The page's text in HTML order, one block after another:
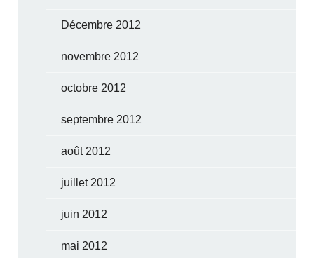
Décembre 2012
novembre 2012
octobre 2012
septembre 2012
août 2012
juillet 2012
juin 2012
mai 2012